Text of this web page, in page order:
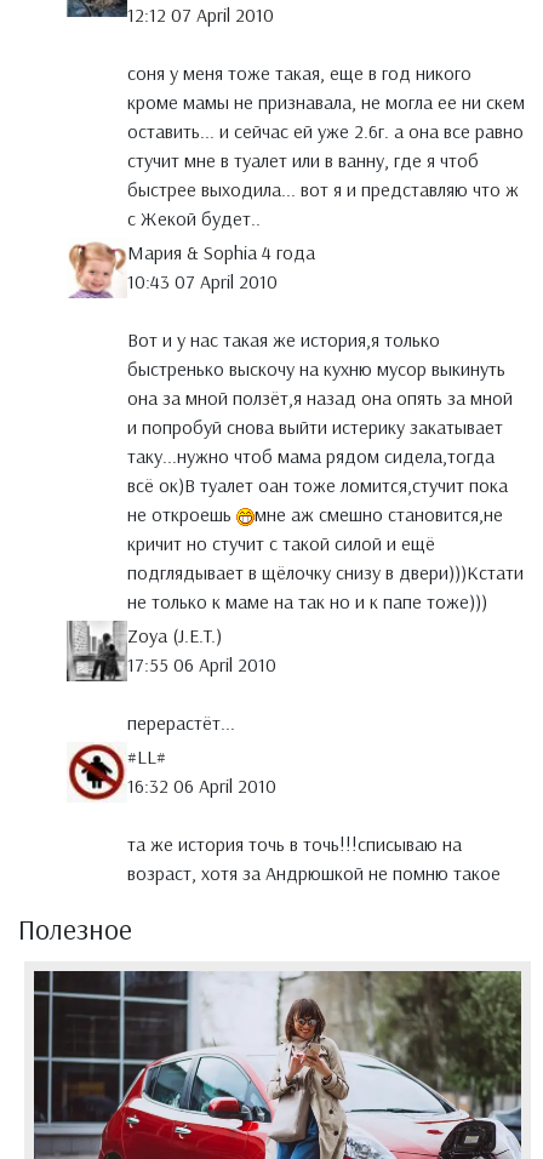
12:12 07 April 2010
соня у меня тоже такая, еще в год никого
кроме мамы не признавала, не могла ее ни скем
оставить... и сейчас ей уже 2.6г. а она все равно
стучит мне в туалет или в ванну, где я чтоб
быстрее выходила... вот я и представляю что ж
с Жекой будет..
Мария & Sophia 4 года
10:43 07 April 2010
Вот и у нас такая же история,я только
быстренько выскочу на кухню мусор выкинуть
она за мной ползёт,я назад она опять за мной
и попробуй снова выйти истерику закатывает
таку...нужно чтоб мама рядом сидела,тогда
всё ок)В туалет оан тоже ломится,стучит пока
не откроешь
мне аж смешно становится,не
кричит но стучит с такой силой и ещё
подглядывает в щёлочку снизу в двери)))Кстати
не только к маме на так но и к папе тоже)))
Zoya (J.E.T.)
17:55 06 April 2010
перерастёт...
#LL#
16:32 06 April 2010
та же история точь в точь!!!списываю на
возраст, хотя за Андрюшкой не помню такое
Полезное